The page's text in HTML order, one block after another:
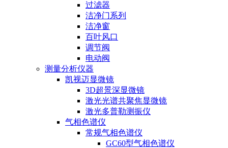
过滤器
洁净门系列
洁净窗
百叶风口
调节阀
电动阀
测量分析仪器
凯视迈显微镜
3D超景深显微镜
激光光谱共聚焦显微镜
激光多普勒测振仪
气相色谱仪
常规气相色谱仪
GC60型气相色谱仪